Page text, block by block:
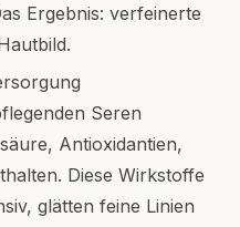
Ergebnis: verfeinerte
Seren
Antioxidantien,
Diese Wirkstoffe
glätten feine Linien